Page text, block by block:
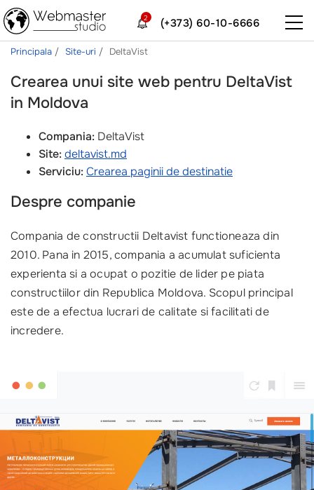
(+373) 60-10-6666
2
Principala Site-uri DeltaVist
Crearea unui site web pentru DeltaVist
in Moldova
Compania: DeltaVist
Site:deltavist.md
Serviciu:Crearea paginii de destinatie
Despre companie
Compania de constructii Deltavist functioneaza din
2010. Pana in 2015, compania a acumulat suficienta
experienta si a ocupat o pozitie de lider pe piata
constructiilor din Republica Moldova. Scopul principal
este de a efectua lucrari de calitate si facilitati de
incredere.